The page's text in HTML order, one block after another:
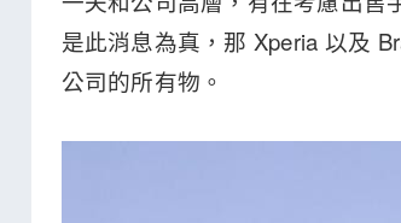
是此消息為真，那 Xperia 以及
公司的所有物。